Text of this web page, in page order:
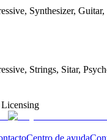
Synthesizer,
Strings, Sitar,
Licensing
Centro de ayuda